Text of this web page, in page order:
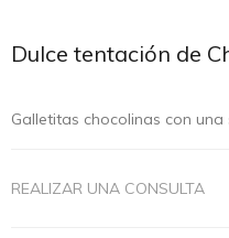
Dulce tentación de
Galletitas chocolinas con
REALIZAR UNA CONSULTA